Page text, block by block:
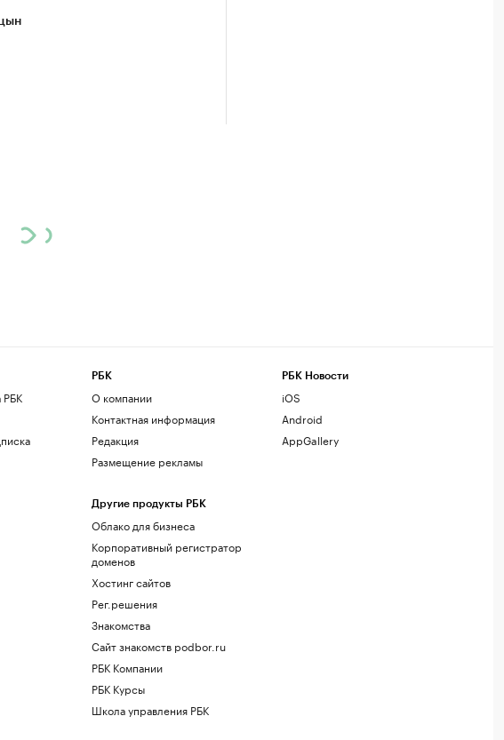
РБК
РБК
О компании
Контактная информация
Редакция
Размещение рекламы
Другие продукты РБК
Облако для бизнеса
Корпоративный регистратор
доменов
Хостинг сайтов
Рег.решения
Знакомства
Сайт знакомств podbor.ru
РБК Компании
РБК Курсы
Школа управления РБК
РБК Новости
iOS
Android
AppGallery